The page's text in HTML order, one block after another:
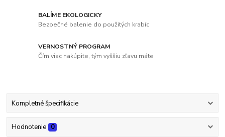
BALÍME EKOLOGICKY
Bezpečné balenie do použitých krabíc
VERNOSTNÝ PROGRAM
Čím viac nakúpite, tým vyššiu zľavu máte
Kompletné špecifikácie
Hodnotenie 0